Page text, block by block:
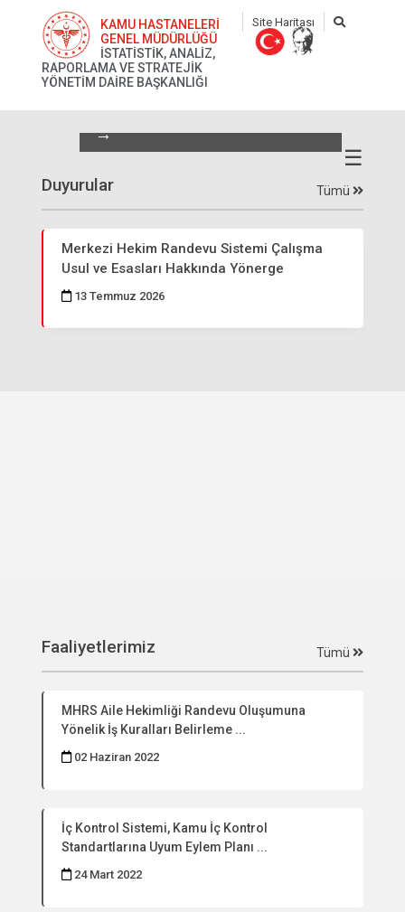
KAMU HASTANELERİ
GENEL MÜDÜRLÜĞÜ
İSTATİSTİK, ANALİZ,
RAPORLAMA VE STRATEJİK
YÖNETİM DAİRE BAŞKANLIĞI
Site Haritası
☰
Kamu Hastaneleri Genel
Müdürlüğü Daire Başkanlıkları
ve Görevleri Hakkında Yönerge
Duyurular Tümü
Merkezi Hekim Randevu Sistemi Çalışma
Usul ve Esasları Hakkında Yönerge
13 Temmuz 2026
Faaliyetlerimiz Tümü
MHRS Aile Hekimliği Randevu Oluşumuna
Yönelik İş Kuralları Belirleme ...
02 Haziran 2022
İç Kontrol Sistemi, Kamu İç Kontrol
Standartlarına Uyum Eylem Planı ...
24 Mart 2022